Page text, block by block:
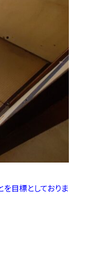
目標としておりま